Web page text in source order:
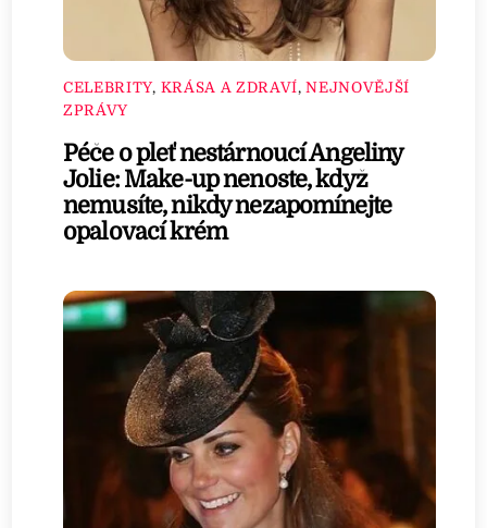
CELEBRITY, KRÁSA A ZDRAVÍ,NEJNOVĚJŠÍ
ZPRÁVY
Péče o pleť nestárnoucí Angeliny
Jolie: Make-up nenoste, když
nemusíte, nikdy nezapomínejte
opalovací krém